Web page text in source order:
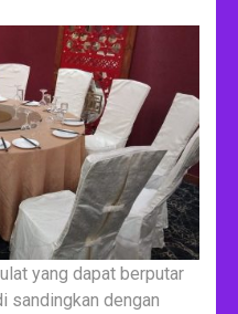
yang dapat berputar
sandingkan dengan